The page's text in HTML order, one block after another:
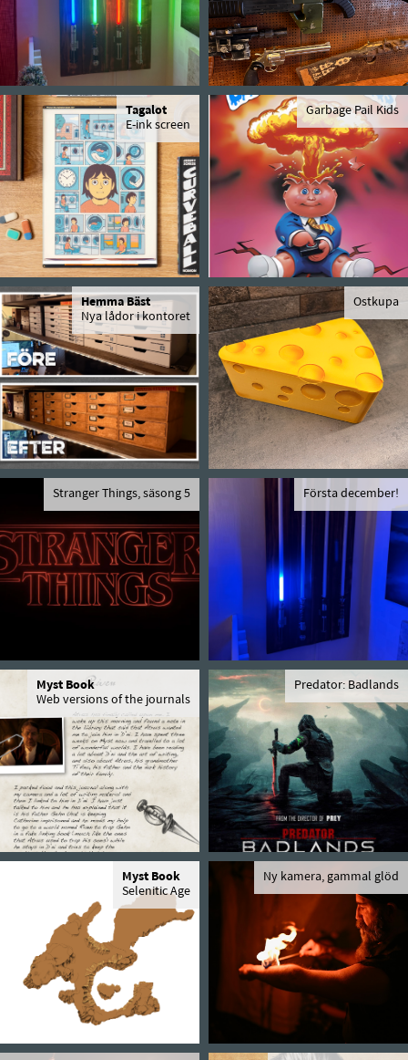
Tagalot
E-ink screen
Garbage Pail Kids
Hemma Bäst
Nya lådor i kontoret
Ostkupa
Stranger Things, säsong 5 Första december!
Myst Book
Web versions of the journals
Predator: Badlands
Myst Book
Selenitic Age
Ny kamera, gammal glöd